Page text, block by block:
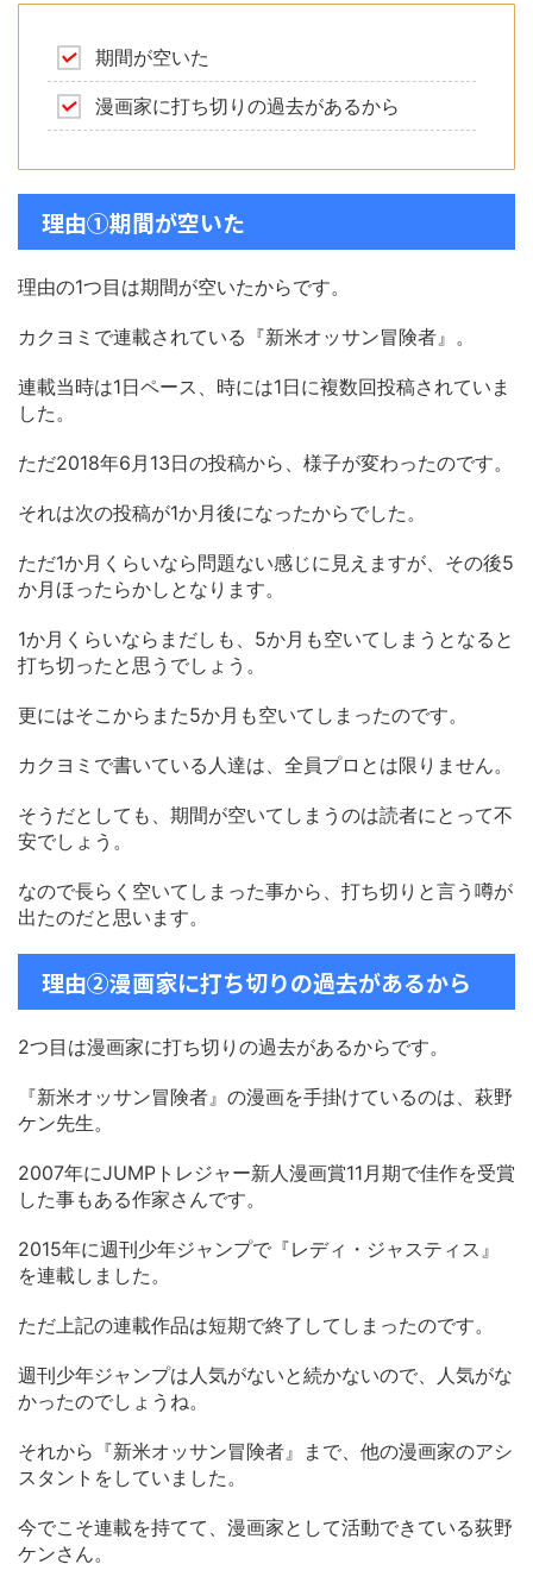
期間が空いた
漫画家に打ち切りの過去があるから
理由①期間が空いた
理由の1つ目は期間が空いたからです。
カクヨミで連載されている『新米オッサン冒険者』。
連載当時は1日ペース、時には1日に複数回投稿されていま
した。
ただ2018年6月13日の投稿から、様子が変わったのです。
それは次の投稿が1か月後になったからでした。
ただ1か月くらいなら問題ない感じに見えますが、その後5
か月ほったらかしとなります。
1か月くらいならまだしも、5か月も空いてしまうとなると
打ち切ったと思うでしょう。
更にはそこからまた5か月も空いてしまったのです。
カクヨミで書いている人達は、全員プロとは限りません。
そうだとしても、期間が空いてしまうのは読者にとって不
安でしょう。
なので長らく空いてしまった事から、打ち切りと言う噂が
出たのだと思います。
理由②漫画家に打ち切りの過去があるから
2つ目は漫画家に打ち切りの過去があるからです。
『新米オッサン冒険者』の漫画を手掛けているのは、萩野
ケン先生。
2007年にJUMPトレジャー新人漫画賞11月期で佳作を受賞
した事もある作家さんです。
2015年に週刊少年ジャンプで『レディ・ジャスティス』
を連載しました。
ただ上記の連載作品は短期で終了してしまったのです。
週刊少年ジャンプは人気がないと続かないので、人気がな
かったのでしょうね。
それから『新米オッサン冒険者』まで、他の漫画家のアシ
スタントをしていました。
今でこそ連載を持てて、漫画家として活動できている荻野
ケンさん。